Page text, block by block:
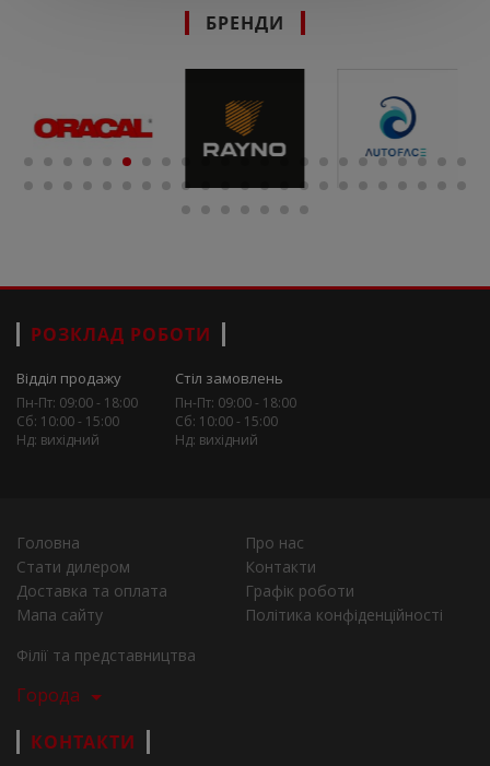
БРЕНДИ
РОЗКЛАД РОБОТИ
Відділ продажу
Пн-Пт: 09:00 - 18:00
Сб: 10:00 - 15:00
Нд: вихідний
Стіл замовлень
Пн-Пт: 09:00 - 18:00
Сб: 10:00 - 15:00
Нд: вихідний
Головна
Про нас
Стати дилером
Контакти
Доставка та оплата
Графік роботи
Мапа сайту
Політика конфіденційності
Філії та представництва
Города
КОНТАКТИ